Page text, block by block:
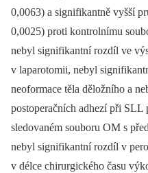
0,0063) a signifikantně vyšší
0,0025) proti kontrolnímu
nebyl signifikantní rozdíl ve
v laparotomii, nebyl
neoformace těla děložního a
postoperačních adhezí při
sledovaném souboru OM s
nebyl signifikantní rozdíl v
v délce chirurgického času